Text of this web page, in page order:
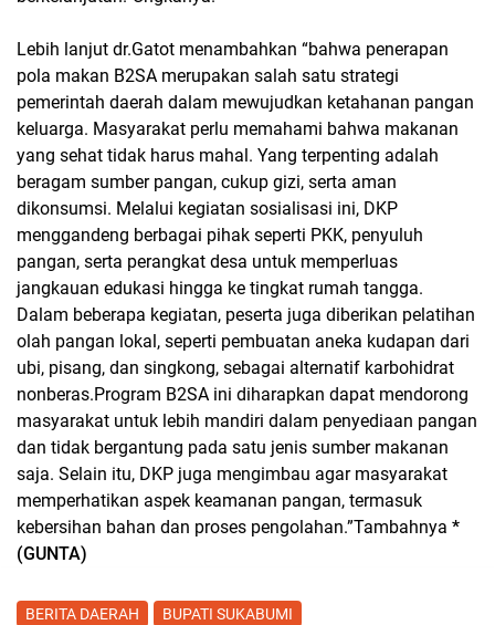
Lebih lanjut dr.Gatot menambahkan “bahwa penerapan
pola makan B2SA merupakan salah satu strategi
pemerintah daerah dalam mewujudkan ketahanan pangan
keluarga. Masyarakat perlu memahami bahwa makanan
yang sehat tidak harus mahal. Yang terpenting adalah
beragam sumber pangan, cukup gizi, serta aman
dikonsumsi. Melalui kegiatan sosialisasi ini, DKP
menggandeng berbagai pihak seperti PKK, penyuluh
pangan, serta perangkat desa untuk memperluas
jangkauan edukasi hingga ke tingkat rumah tangga.
Dalam beberapa kegiatan, peserta juga diberikan pelatihan
olah pangan lokal, seperti pembuatan aneka kudapan dari
ubi, pisang, dan singkong, sebagai alternatif karbohidrat
nonberas.Program B2SA ini diharapkan dapat mendorong
masyarakat untuk lebih mandiri dalam penyediaan pangan
dan tidak bergantung pada satu jenis sumber makanan
saja. Selain itu, DKP juga mengimbau agar masyarakat
memperhatikan aspek keamanan pangan, termasuk
kebersihan bahan dan proses pengolahan.”Tambahnya *
(GUNTA)
BERITA DAERAH
BUPATI SUKABUMI